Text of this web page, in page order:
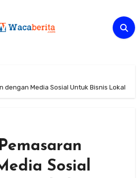
dengan Media Sosial Untuk Bisnis Lokal
Sosial